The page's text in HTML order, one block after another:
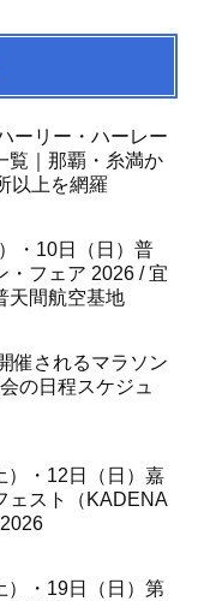
ーリー・ハーレー
覧｜那覇・糸満か
以上を網羅
・10日（日）普
・フェア 2026 / 宜
天間航空基地
催されるマラソン
の日程スケジュ
）・12日（日）嘉
ェスト（KADENA
）・19日（日）第